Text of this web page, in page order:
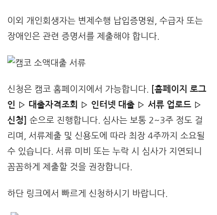
이외 개인회생자는 변제수행 납입증명원, 수급자 또는
장애인은 관련 증명서를 제출해야 합니다.
신청은 캠코 홈페이지에서 가능합니다.
[홈페이지 로그
인 ▷ 대출자격조회 ▷ 인터넷 대출 ▷ 서류 업로드 ▷
신청]
순으로 진행합니다. 심사는 보통 2~3주 정도 걸
리며, 서류제출 및 신용도에 따라 최장 4주까지 소요될
수 있습니다. 서류 미비 또는 누락 시 심사가 지연되니
꼼꼼하게 제출할 것을 권장합니다.
하단 링크에서 빠르게 신청하시기 바랍니다.